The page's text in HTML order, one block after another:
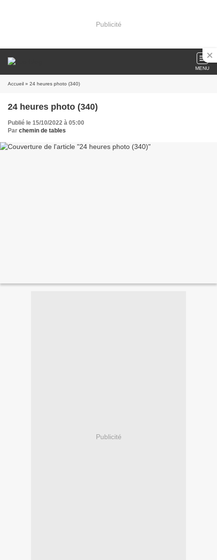
Publicité
MENU
Accueil » 24 heures photo (340)
24 heures photo (340)
Publié le 15/10/2022 à 05:00
Par chemin de tables
Publicité